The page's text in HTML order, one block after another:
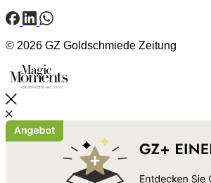
© 2026 GZ Goldschmiede Zeitung
Schließen